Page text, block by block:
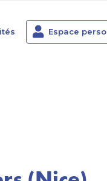
Espace perso